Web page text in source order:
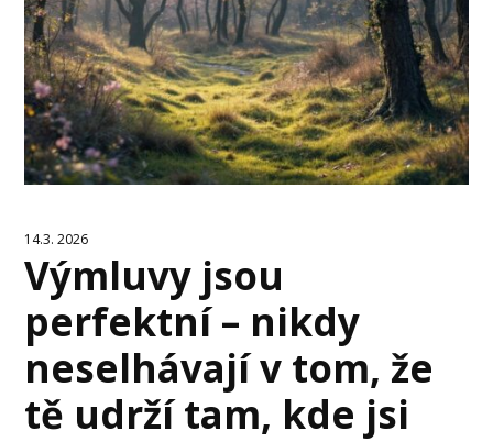
14.3. 2026
Výmluvy jsou
perfektní – nikdy
neselhávají v tom, že
tě udrží tam, kde jsi